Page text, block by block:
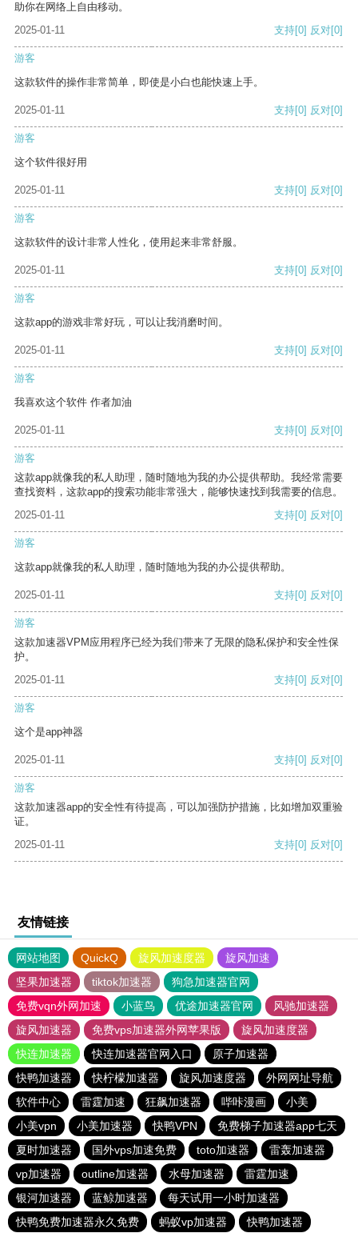
助你在网络上自由移动。
2025-01-11
支持[0] 反对[0]
游客
这款软件的操作非常简单，即使是小白也能快速上手。
2025-01-11 支持[0] 反对[0]
游客
这个软件很好用
2025-01-11 支持[0] 反对[0]
游客
这款软件的设计非常人性化，使用起来非常舒服。
2025-01-11 支持[0] 反对[0]
游客
这款app的游戏非常好玩，可以让我消磨时间。
2025-01-11 支持[0] 反对[0]
游客
我喜欢这个软件 作者加油
2025-01-11 支持[0] 反对[0]
游客
这款app就像我的私人助理，随时随地为我的办公提供帮助。我经常需要
查找资料，这款app的搜索功能非常强大，能够快速找到我需要的信息。
2025-01-11
支持[0] 反对[0]
游客
这款app就像我的私人助理，随时随地为我的办公提供帮助。
2025-01-11 支持[0] 反对[0]
游客
这款加速器VPM应用程序已经为我们带来了无限的隐私保护和安全性保
护。
2025-01-11
支持[0] 反对[0]
游客
这个是app神器
2025-01-11 支持[0] 反对[0]
游客
这款加速器app的安全性有待提高，可以加强防护措施，比如增加双重验
证。
2025-01-11
支持[0] 反对[0]
友情链接
网站地图 QuickQ 旋风加速度器
旋风加速
坚果加速器
tiktok加速器
狗急加速器官网
免费vqn外网加速
小蓝鸟 优途加速器官网
风驰加速器
旋风加速器
免费vps加速器外网苹果版
旋风加速度器
快连加速器
快连加速器官网入口
原子加速器
快鸭加速器
快柠檬加速器 旋风加速度器
外网网址导航
软件中心
雷霆加速 狂飙加速器 哔咔漫画
小美
小美vpn
小美加速器 快鸭VPN
免费梯子加速器app七天
夏时加速器
国外vps加速免费 toto加速器
雷轰加速器
vp加速器
outline加速器 水母加速器
雷霆加速
银河加速器
蓝鲸加速器
每天试用一小时加速器
快鸭免费加速器永久免费
蚂蚁vp加速器 快鸭加速器